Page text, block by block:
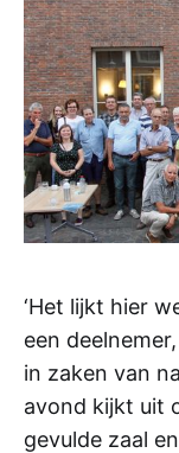
‘Het lijkt hier
een
in zaken van
avond kijkt uit
gevulde zaal